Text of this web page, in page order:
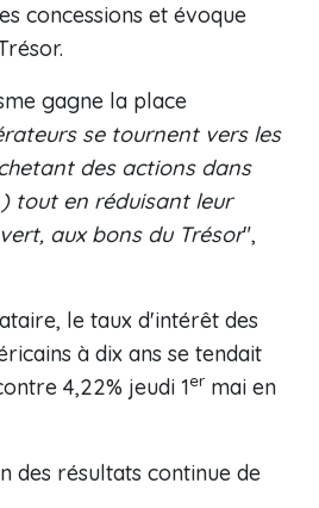
concessions et évoque
gagne la place
se tournent vers les
des actions dans
tout en réduisant leur
aux bons du Trésor",
le taux d'intérêt des
à dix ans se tendait
4,22% jeudi 1er mai en
des résultats continue de